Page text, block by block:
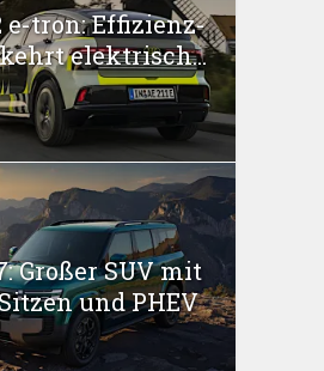
e-tron: Effizienz-
elektrisch...
Großer SUV mit
und PHEV